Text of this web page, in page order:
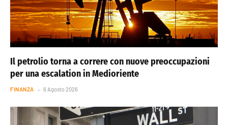
Il petrolio torna a correre con nuove preoccupazioni
per una escalation in Medioriente
FINANZA 6 Agosto 2026